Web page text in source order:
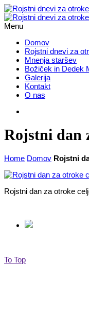
Menu
Domov
Rojstni dnevi za
Mnenja staršev
Božiček in Dedek
Galerija
Kontakt
O nas
Rojstni dan
Home Domov Rojstni
Rojstni dan za otroke
To Top